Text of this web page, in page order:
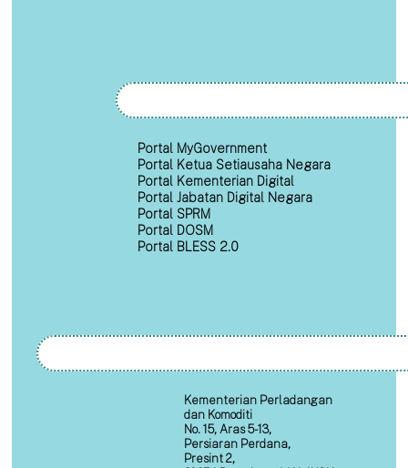
Portal MyGovernment
Portal Ketua Setiausaha Negara
Portal Kementerian Digital
Portal Jabatan Digital Negara
Portal SPRM
Portal DOSM
Portal BLESS 2.0
Kementerian Perladangan
dan Komoditi
No. 15, Aras 5-13,
Persiaran Perdana,
Presint 2,